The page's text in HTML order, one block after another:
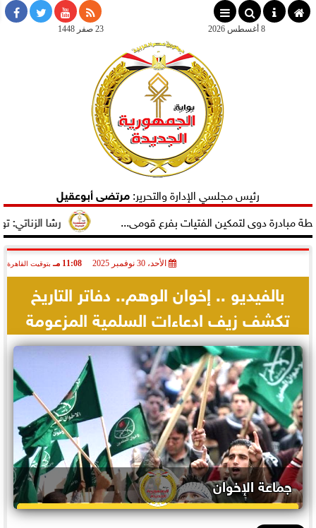
× 23 صفر 1448 8 أغسطس 2026
رئيس مجلسي الإدارة والتحرير:مرتضى أبوعقيل
رشا الزناتي: تهنئ دوى لتمكين الفتيات بفرع قومى...
الأحد، 30 نوفمبر 2025 11:08 مـ بتوقيت القاهرة
بالفيديو .. إخوان الوهم.. دفاتر التاريخ
تكشف زيف ادعاءات السلمية المزعومة
جماعة الإخوان